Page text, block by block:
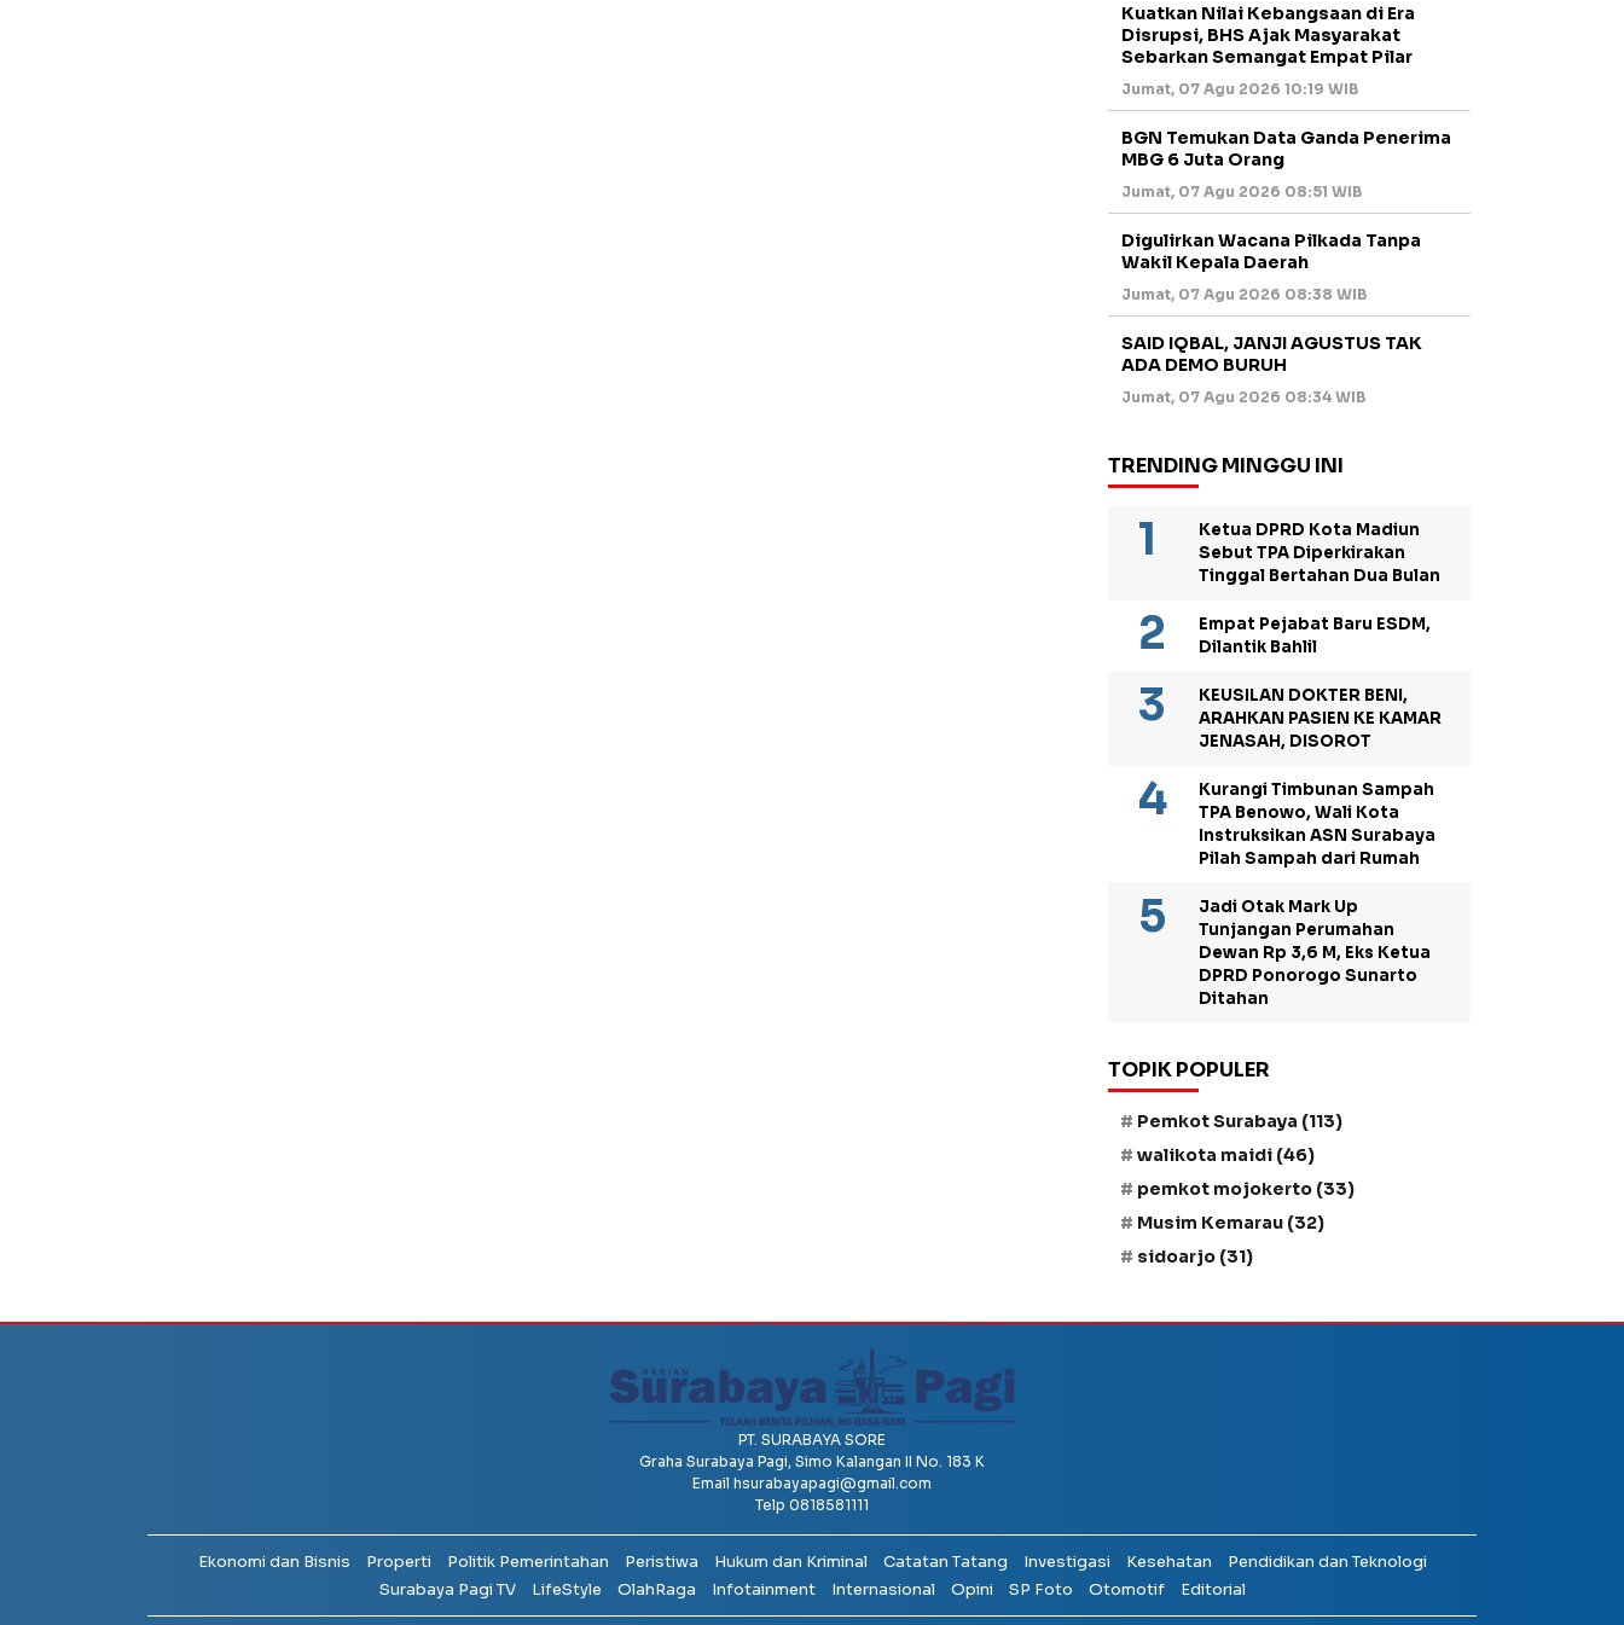
Kuatkan Nilai Kebangsaan di Era
Disrupsi, BHS Ajak Masyarakat
Sebarkan Semangat Empat Pilar
Jumat, 07 Agu 2026 10:19 WIB
BGN Temukan Data Ganda Penerima
MBG 6 Juta Orang
Jumat, 07 Agu 2026 08:51 WIB
Digulirkan Wacana Pilkada Tanpa
Wakil Kepala Daerah
Jumat, 07 Agu 2026 08:38 WIB
SAID IQBAL, JANJI AGUSTUS TAK
ADA DEMO BURUH
Jumat, 07 Agu 2026 08:34 WIB
TRENDING MINGGU INI
Ketua DPRD Kota Madiun
Sebut TPA Diperkirakan
Tinggal Bertahan Dua Bulan
Empat Pejabat Baru ESDM,
Dilantik Bahlil
KEUSILAN DOKTER BENI,
ARAHKAN PASIEN KE KAMAR
JENASAH, DISOROT
Kurangi Timbunan Sampah
TPA Benowo, Wali Kota
Instruksikan ASN Surabaya
Pilah Sampah dari Rumah
Jadi Otak Mark Up
Tunjangan Perumahan
Dewan Rp 3,6 M, Eks Ketua
DPRD Ponorogo Sunarto
Ditahan
TOPIK POPULER
Pemkot Surabaya (113)
walikota maidi (46)
pemkot mojokerto (33)
Musim Kemarau (32)
sidoarjo (31)
PT. SURABAYA SORE
Graha Surabaya Pagi, Simo Kalangan II No. 183 K
Email hsurabayapagi@gmail.com
Telp 0818581111
Ekonomi dan Bisnis Properti Politik Pemerintahan Peristiwa Hukum dan Kriminal Catatan Tatang Investigasi Kesehatan
Pendidikan dan Teknologi
Surabaya Pagi TV
LifeStyle OlahRaga Infotainment Internasional Opini SP Foto Otomotif Editorial